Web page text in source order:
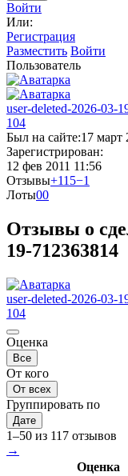
Войти
Или:
Регистрация
Разместить Войти
Пользователь
user-deleted-2026-03-
104
Был на сайте:17 март
Зарегистрирован:
12 фев 2011 11:56
Отзывы+115−1
Лоты00
Отзывы о
19-712363814
user-deleted-2026-03-
104
Оценка
Все
От кого
От всех
Группировать по
Дате
1–50 из 117 отзывов
→
Оценка